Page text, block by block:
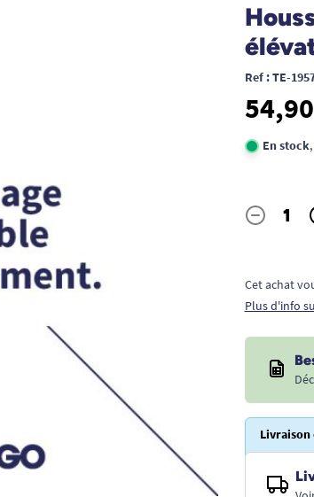
Ref : TE-
En stock
Quantité
-
Cet achat
Plus d'info
Livraison